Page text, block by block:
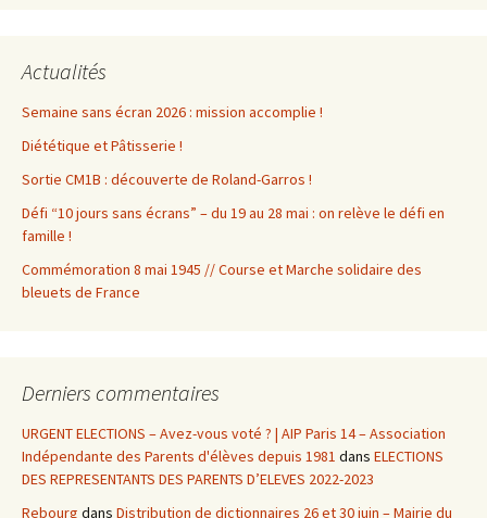
Actualités
Semaine sans écran 2026 : mission accomplie !
Diététique et Pâtisserie !
Sortie CM1B : découverte de Roland-Garros !
Défi “10 jours sans écrans” – du 19 au 28 mai : on relève le défi en
famille !
Commémoration 8 mai 1945 // Course et Marche solidaire des
bleuets de France
Derniers commentaires
URGENT ELECTIONS – Avez-vous voté ? | AIP Paris 14 – Association
Indépendante des Parents d'élèves depuis 1981 dans ELECTIONS
DES REPRESENTANTS DES PARENTS D’ELEVES 2022-2023
Rebourg dans Distribution de dictionnaires 26 et 30 juin – Mairie du